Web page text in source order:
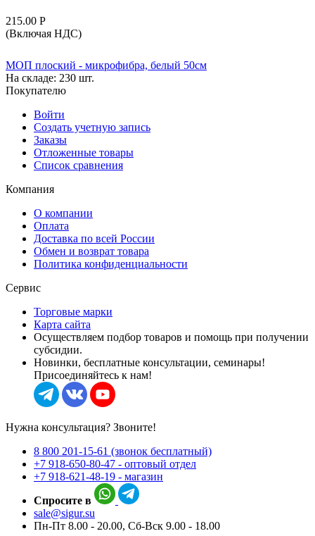
215.00 Р
(Включая НДС)
МОП плоский - микрофибра, белый 50см
На складе: 230 шт.
Покупателю
Войти
Создать учетную запись
Заказы
Отложенные товары
Список сравнения
Компания
О компании
Оплата
Доставка по всей России
Обмен и возврат товара
Политика конфиденциальности
Сервис
Торговые марки
Карта сайта
Осуществляем подбор товаров и помощь при получении
субсидии.
Новинки, бесплатные консультации, семинары!
Присоединяйтесь к нам!
Нужна консультация? Звоните!
8 800 201-15-61 (звонок бесплатный)
+7 918-650-80-47 - оптовый отдел
+7 918-621-48-19 - магазин
Спросите в
sale@sigur.su
Пн-Пт 8.00 - 20.00, Сб-Вск 9.00 - 18.00